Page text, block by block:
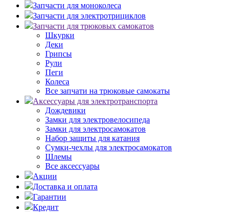
Запчасти для моноколеса
Запчасти для электротрициклов
Запчасти для трюковых самокатов
Шкурки
Деки
Грипсы
Рули
Пеги
Колеса
Все запчати на трюковые самокаты
Аксессуары для электротранспорта
Дождевики
Замки для электровелосипеда
Замки для электросамокатов
Набор защиты для катания
Сумки-чехлы для электросамокатов
Шлемы
Все аксессуары
Акции
Доставка и оплата
Гарантии
Кредит